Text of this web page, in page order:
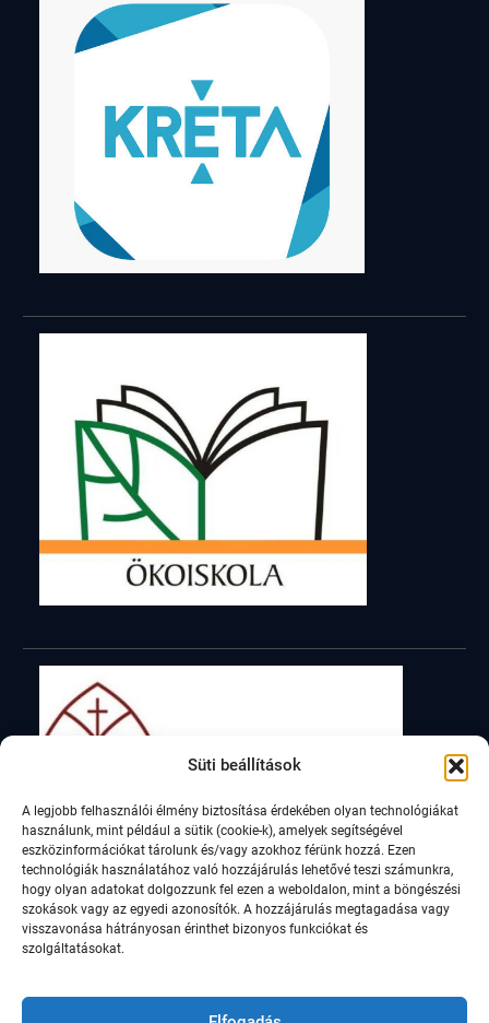
Süti beállítások
A legjobb felhasználói élmény biztosítása érdekében olyan technológiákat
használunk, mint például a sütik (cookie-k), amelyek segítségével
eszközinformációkat tárolunk és/vagy azokhoz férünk hozzá. Ezen
technológiák használatához való hozzájárulás lehetővé teszi számunkra,
hogy olyan adatokat dolgozzunk fel ezen a weboldalon, mint a böngészési
szokások vagy az egyedi azonosítók. A hozzájárulás megtagadása vagy
visszavonása hátrányosan érinthet bizonyos funkciókat és
szolgáltatásokat.